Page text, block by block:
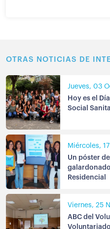
OTRAS NOTICIAS DE
Jueves, 03
Hoy es el
Social
Miércoles,
Un póster
Residencial
Viernes, 25
ABC del